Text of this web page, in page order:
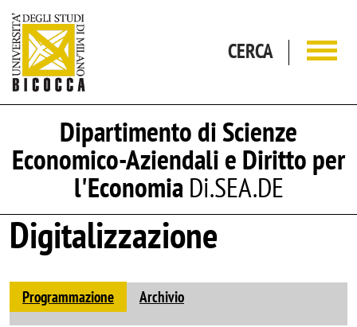
CERCA
Dipartimento di Scienze
Economico-Aziendali e Diritto per
l'EconomiaDi.SEA.DE
Digitalizzazione
Programmazione Archivio